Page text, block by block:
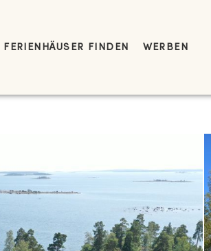
FERIENHÄUSER FINDEN WERBEN